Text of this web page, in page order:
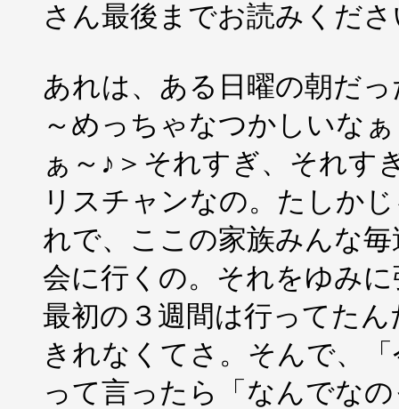
さん最後までお読みくだ
あれは、ある日曜の朝だ
～めっちゃなつかしいな
ぁ～♪＞それすぎ、それす
リスチャンなの。たしか
れで、ここの家族みんな
会に行くの。それをゆみ
最初の３週間は行ってた
きれなくてさ。そんで、
って言ったら「なんでな